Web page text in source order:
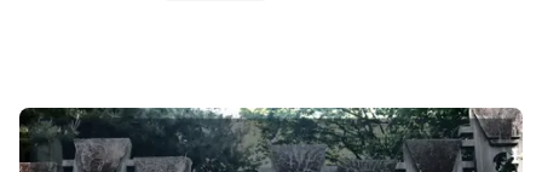
다른 장르와 구별되는 중요한 부분인 것이다.